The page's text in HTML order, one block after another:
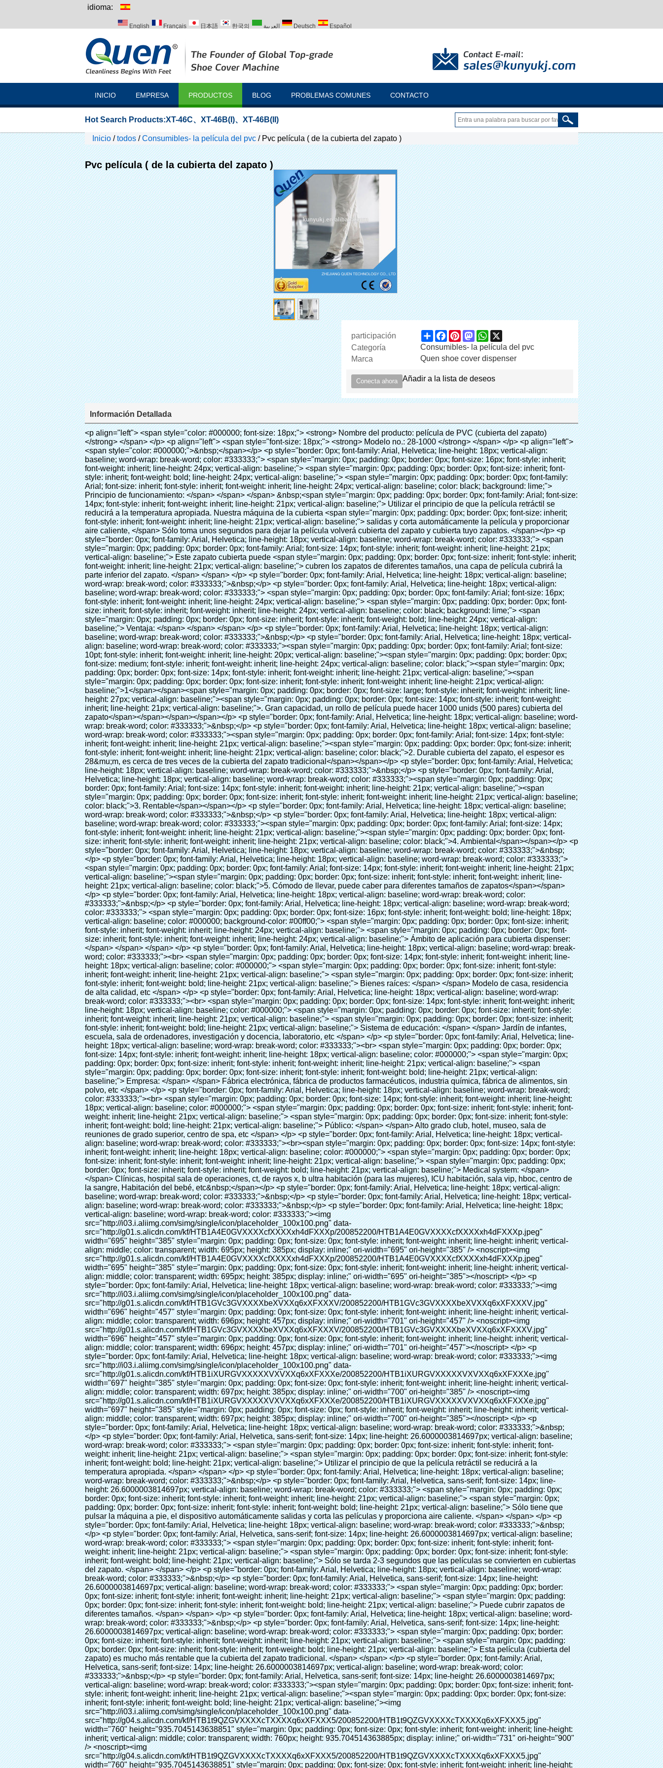
idioma:
English Français 日本語 한국의 العربية Deutsch Español
INICIO EMPRESA PRODUCTOS BLOG PROBLEMAS COMUNES CONTACTO
Hot Search Products:XT-46C、 XT-46B(I)、 XT-46B(II)
Inicio /todos /Consumibles- la película del pvc / Pvc película ( de la cubierta del zapato )
Pvc película ( de la cubierta del zapato )
participación ShareFacebook
PinterestMastodonWhatsApp
Categoría
Consumibles- la película del pvc
Marca
Quen shoe cover dispenser
Conecta ahora Añadir a la lista de deseos
Información Detallada
<p align="left"> <span style="color: #000000; font-size: 18px;"> <strong> Nombre del producto: película de PVC (cubierta del zapato) </strong> </span> </p> <p align="left"> <span style="font-size: 18px;"> <strong> Modelo no.: 28-1000 </strong> </span> </p> <p align="left"><span style="color: #000000;">&nbsp;</span></p> <p style="border: 0px; font-family: Arial, Helvetica; line-height: 18px; vertical-align: baseline; word-wrap: break-word; color: #333333;"> <span style="margin: 0px; padding: 0px; border: 0px; font-size: 16px; font-style: inherit; font-weight: inherit; line-height: 24px; vertical-align: baseline;"> <span style="margin: 0px; padding: 0px; border: 0px; font-size: inherit; font-style: inherit; font-weight: bold; line-height: 24px; vertical-align: baseline;"> <span style="margin: 0px; padding: 0px; border: 0px; font-family: Arial; font-size: inherit; font-style: inherit; font-weight: inherit; line-height: 24px; vertical-align: baseline; color: black; background: lime;"> Principio de funcionamiento: </span> </span> </span> &nbsp;<span style="margin: 0px; padding: 0px; border: 0px; font-family: Arial; font-size: 14px; font-style: inherit; font-weight: inherit; line-height: 21px; vertical-align: baseline;"> Utilizar el principio de que la película retráctil se reducirá a la temperatura apropiada. Nuestra máquina de la cubierta <span style="margin: 0px; padding: 0px; border: 0px; font-size: inherit; font-style: inherit; font-weight: inherit; line-height: 21px; vertical-align: baseline;"> salidas y corta automáticamente la película y proporcionar aire caliente, </span> Sólo toma unos segundos para dejar la película volverá cubierta del zapato y cubierta tuyo zapatos. </span></p> <p style="border: 0px; font-family: Arial, Helvetica; line-height: 18px; vertical-align: baseline; word-wrap: break-word; color: #333333;"> <span style="margin: 0px; padding: 0px; border: 0px; font-family: Arial; font-size: 14px; font-style: inherit; font-weight: inherit; line-height: 21px; vertical-align: baseline;"> Este zapato cubierta puede <span style="margin: 0px; padding: 0px; border: 0px; font-size: inherit; font-style: inherit; font-weight: inherit; line-height: 21px; vertical-align: baseline;"> cubren los zapatos de diferentes tamaños, una capa de película cubrirá la parte inferior del zapato. </span> </span> </p> <p style="border: 0px; font-family: Arial, Helvetica; line-height: 18px; vertical-align: baseline; word-wrap: break-word; color: #333333;">&nbsp;</p> <p style="border: 0px; font-family: Arial, Helvetica; line-height: 18px; vertical-align: baseline; word-wrap: break-word; color: #333333;"> <span style="margin: 0px; padding: 0px; border: 0px; font-family: Arial; font-size: 16px; font-style: inherit; font-weight: inherit; line-height: 24px; vertical-align: baseline;"> <span style="margin: 0px; padding: 0px; border: 0px; font-size: inherit; font-style: inherit; font-weight: inherit; line-height: 24px; vertical-align: baseline; color: black; background: lime;"> <span style="margin: 0px; padding: 0px; border: 0px; font-size: inherit; font-style: inherit; font-weight: bold; line-height: 24px; vertical-align: baseline;"> Ventaja: </span> </span> </span> </p> <p style="border: 0px; font-family: Arial, Helvetica; line-height: 18px; vertical-align: baseline; word-wrap: break-word; color: #333333;">&nbsp;</p> <p style="border: 0px; font-family: Arial, Helvetica; line-height: 18px; vertical-align: baseline; word-wrap: break-word; color: #333333;"><span style="margin: 0px; padding: 0px; border: 0px; font-family: Arial; font-size: 10pt; font-style: inherit; font-weight: inherit; line-height: 20px; vertical-align: baseline;"><span style="margin: 0px; padding: 0px; border: 0px; font-size: medium; font-style: inherit; font-weight: inherit; line-height: 24px; vertical-align: baseline; color: black;"><span style="margin: 0px; padding: 0px; border: 0px; font-size: 14px; font-style: inherit; font-weight: inherit; line-height: 21px; vertical-align: baseline;"><span style="margin: 0px; padding: 0px; border: 0px; font-size: inherit; font-style: inherit; font-weight: inherit; line-height: 21px; vertical-align: baseline;">1</span></span><span style="margin: 0px; padding: 0px; border: 0px; font-size: large; font-style: inherit; font-weight: inherit; line-height: 27px; vertical-align: baseline;"><span style="margin: 0px; padding: 0px; border: 0px; font-size: 14px; font-style: inherit; font-weight: inherit; line-height: 21px; vertical-align: baseline;">. Gran capacidad, un rollo de película puede hacer 1000 unids (500 pares) cubierta del zapato</span></span></span></span></p> <p style="border: 0px; font-family: Arial, Helvetica; line-height: 18px; vertical-align: baseline; word-wrap: break-word; color: #333333;">&nbsp;</p> <p style="border: 0px; font-family: Arial, Helvetica; line-height: 18px; vertical-align: baseline; word-wrap: break-word; color: #333333;"><span style="margin: 0px; padding: 0px; border: 0px; font-family: Arial; font-size: 14px; font-style: inherit; font-weight: inherit; line-height: 21px; vertical-align: baseline;"><span style="margin: 0px; padding: 0px; border: 0px; font-size: inherit; font-style: inherit; font-weight: inherit; line-height: 21px; vertical-align: baseline; color: black;">2. Durable cubierta del zapato, el espesor es 28&mu;m, es cerca de tres veces de la cubierta del zapato tradicional</span></span></p> <p style="border: 0px; font-family: Arial, Helvetica; line-height: 18px; vertical-align: baseline; word-wrap: break-word; color: #333333;">&nbsp;</p> <p style="border: 0px; font-family: Arial, Helvetica; line-height: 18px; vertical-align: baseline; word-wrap: break-word; color: #333333;"><span style="margin: 0px; padding: 0px; border: 0px; font-family: Arial; font-size: 14px; font-style: inherit; font-weight: inherit; line-height: 21px; vertical-align: baseline;"><span style="margin: 0px; padding: 0px; border: 0px; font-size: inherit; font-style: inherit; font-weight: inherit; line-height: 21px; vertical-align: baseline; color: black;">3. Rentable</span></span></p> <p style="border: 0px; font-family: Arial, Helvetica; line-height: 18px; vertical-align: baseline; word-wrap: break-word; color: #333333;">&nbsp;</p> <p style="border: 0px; font-family: Arial, Helvetica; line-height: 18px; vertical-align: baseline; word-wrap: break-word; color: #333333;"><span style="margin: 0px; padding: 0px; border: 0px; font-family: Arial; font-size: 14px; font-style: inherit; font-weight: inherit; line-height: 21px; vertical-align: baseline;"><span style="margin: 0px; padding: 0px; border: 0px; font-size: inherit; font-style: inherit; font-weight: inherit; line-height: 21px; vertical-align: baseline; color: black;">4. Ambiental</span></span></p> <p style="border: 0px; font-family: Arial, Helvetica; line-height: 18px; vertical-align: baseline; word-wrap: break-word; color: #333333;">&nbsp;</p> <p style="border: 0px; font-family: Arial, Helvetica; line-height: 18px; vertical-align: baseline; word-wrap: break-word; color: #333333;"><span style="margin: 0px; padding: 0px; border: 0px; font-family: Arial; font-size: 14px; font-style: inherit; font-weight: inherit; line-height: 21px; vertical-align: baseline;"><span style="margin: 0px; padding: 0px; border: 0px; font-size: inherit; font-style: inherit; font-weight: inherit; line-height: 21px; vertical-align: baseline; color: black;">5. Cómodo de llevar, puede caber para diferentes tamaños de zapatos</span></span></p> <p style="border: 0px; font-family: Arial, Helvetica; line-height: 18px; vertical-align: baseline; word-wrap: break-word; color: #333333;">&nbsp;</p> <p style="border: 0px; font-family: Arial, Helvetica; line-height: 18px; vertical-align: baseline; word-wrap: break-word; color: #333333;"> <span style="margin: 0px; padding: 0px; border: 0px; font-size: 16px; font-style: inherit; font-weight: bold; line-height: 18px; vertical-align: baseline; color: #000000; background-color: #00ff00;"> <span style="margin: 0px; padding: 0px; border: 0px; font-size: inherit; font-style: inherit; font-weight: inherit; line-height: 24px; vertical-align: baseline;"> <span style="margin: 0px; padding: 0px; border: 0px; font-size: inherit; font-style: inherit; font-weight: inherit; line-height: 24px; vertical-align: baseline;"> Ámbito de aplicación para cubierta dispenser: </span> </span> </span> </p> <p style="border: 0px; font-family: Arial, Helvetica; line-height: 18px; vertical-align: baseline; word-wrap: break-word; color: #333333;"><br> <span style="margin: 0px; padding: 0px; border: 0px; font-size: 14px; font-style: inherit; font-weight: inherit; line-height: 18px; vertical-align: baseline; color: #000000;"> <span style="margin: 0px; padding: 0px; border: 0px; font-size: inherit; font-style: inherit; font-weight: inherit; line-height: 21px; vertical-align: baseline;"> <span style="margin: 0px; padding: 0px; border: 0px; font-size: inherit; font-style: inherit; font-weight: bold; line-height: 21px; vertical-align: baseline;"> Bienes raíces: </span> </span> Modelo de casa, residencia de alta calidad, etc </span> </p> <p style="border: 0px; font-family: Arial, Helvetica; line-height: 18px; vertical-align: baseline; word-wrap: break-word; color: #333333;"><br> <span style="margin: 0px; padding: 0px; border: 0px; font-size: 14px; font-style: inherit; font-weight: inherit; line-height: 18px; vertical-align: baseline; color: #000000;"> <span style="margin: 0px; padding: 0px; border: 0px; font-size: inherit; font-style: inherit; font-weight: inherit; line-height: 21px; vertical-align: baseline;"> <span style="margin: 0px; padding: 0px; border: 0px; font-size: inherit; font-style: inherit; font-weight: bold; line-height: 21px; vertical-align: baseline;"> Sistema de educación: </span> </span> Jardín de infantes, escuela, sala de ordenadores, investiga